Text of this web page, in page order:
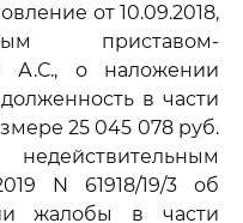
от 10.09.2018,
приставом-
А.С., о наложении
в части
25 045 078 руб.
N 61918/19/3 об
жалобы в части